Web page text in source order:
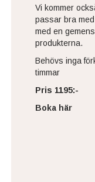
Vi kommer
passar bra
med en
produkterna.
Behövs inga
timmar
Pris 1195:-
Boka här